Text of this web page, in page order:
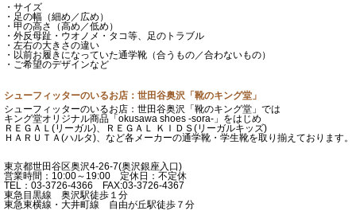
・サイズ
・足の幅（細め／広め）
・甲の高さ（高め／低め）
・外反母趾・ウオノメ・タコ等、足のトラブル
・左右の大きさの違い
・以前お履きになっていた通学靴（合うもの／合わないもの）
・ご希望のデザインなど
シューフィッターのいるお店：世田谷奥沢「靴のキング堂」
シューフィッターのいるお店：世田谷奥沢「靴のキング堂」では
キング堂オリジナル商品「okusawa shoes -sora-」をはじめ
ＲＥＧＡＬ(リーガル)、ＲＥＧＡＬ ＫＩＤＳ(リーガルキッズ)
ＨＡＲＵＴＡ(ハルタ)、など各メーカーの通学靴・学生靴を取り揃えております。
東京都世田谷区奥沢4-26-7(奥沢銀座入口)
営業時間：10:00～19:00 定休日：不定休
TEL：03-3726-4366 FAX:03-3726-4367
東急目黒線 奥沢駅徒歩１分
東急東横線・大井町線 自由が丘駅徒歩７分